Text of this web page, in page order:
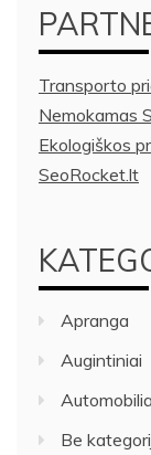
Transporto
Nemokamas
Ekologiškos
SeoRocket.lt
Apranga
Augintiniai
Be